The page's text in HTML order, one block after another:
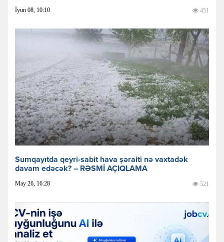
İyun 08, 10:10 451
Sumqayıtda qeyri-sabit hava şəraiti nə vaxtadək
davam edəcək? – RƏSMİ AÇIQLAMA
May 26, 16:28 521